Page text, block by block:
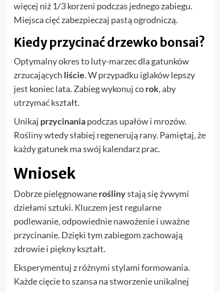
więcej niż 1/3 korzeni podczas jednego zabiegu.
Miejsca cięć zabezpieczaj pastą ogrodniczą.
Kiedy przycinać drzewko bonsai?
Optymalny okres to luty-marzec dla gatunków
zrzucających liście. W przypadku iglaków lepszy
jest koniec lata. Zabieg wykonuj corok, aby
utrzymać kształt.
Unikaj przycinaniapodczas upałów i mrozów.
Rośliny wtedy słabiej regenerują rany. Pamiętaj, że
każdy gatunek ma swój kalendarz prac.
Wniosek
Dobrze pielęgnowaneroślinystają się żywymi
dziełami sztuki. Kluczem jest regularne
podlewanie, odpowiednie nawożenie i uważne
przycinanie. Dzięki tym zabiegom zachowają
zdrowie i piękny kształt.
Eksperymentuj z różnymi stylami formowania.
Każde cięcie to szansa na stworzenie unikalnej